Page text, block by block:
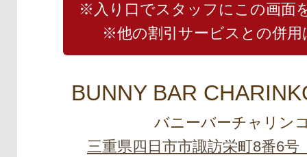
※入り口でスタッフにこの画面
※他の割引サービスとの併
BUNNY BAR
バニーバーチャリン
三重県四日市市諏訪栄町8番6